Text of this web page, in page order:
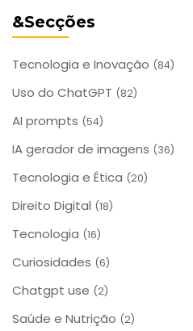
&Secções
Tecnologia e Inovação (84)
Uso do ChatGPT (82)
AI prompts (54)
IA gerador de imagens (36)
Tecnologia e Ética (20)
Direito Digital (18)
Tecnologia (16)
Curiosidades (6)
Chatgpt use (2)
Saúde e Nutrição (2)